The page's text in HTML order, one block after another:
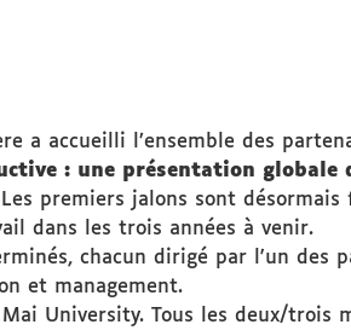
a accueilli l’ensemble des
: une présentation
Les premiers jalons sont
dans les trois années à venir.
chacun dirigé par l'un des
et management.
University. Tous les deux/